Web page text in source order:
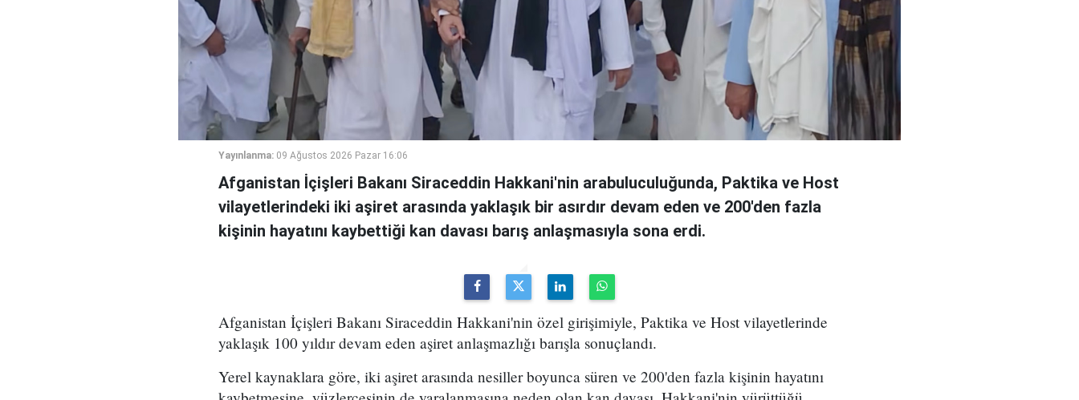
Yayınlanma: 09 Ağustos 2026 Pazar 16:06
Afganistan İçişleri Bakanı Siraceddin Hakkani'nin arabuluculuğunda, Paktika ve Host
vilayetlerindeki iki aşiret arasında yaklaşık bir asırdır devam eden ve 200'den fazla
kişinin hayatını kaybettiği kan davası barış anlaşmasıyla sona erdi.
Afganistan İçişleri Bakanı Siraceddin Hakkani'nin özel girişimiyle, Paktika ve Host vilayetlerinde
yaklaşık 100 yıldır devam eden aşiret anlaşmazlığı barışla sonuçlandı.
Yerel kaynaklara göre, iki aşiret arasında nesiller boyunca süren ve 200'den fazla kişinin hayatını